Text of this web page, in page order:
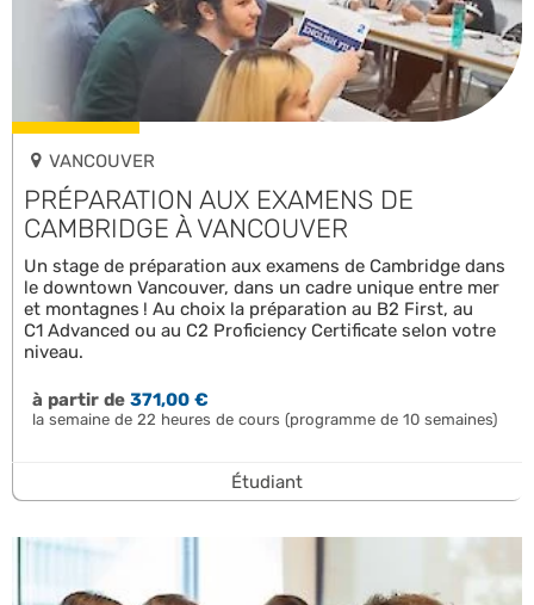
VANCOUVER
PRÉPARATION AUX EXAMENS DE
CAMBRIDGE À VANCOUVER
Un stage de préparation aux examens de Cambridge dans
le downtown Vancouver, dans un cadre unique entre mer
et montagnes ! Au choix la préparation au B2 First, au
C1 Advanced ou au C2 Proficiency Certificate selon votre
niveau.
à partir de371,00 €
la semaine de 22 heures de cours (programme de 10 semaines)
Étudiant